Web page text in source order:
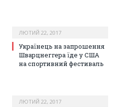
ЛЮТИЙ 22, 2017
Українець на запрошення
Шварцнеггера їде у США
на спортивний фестиваль
ЛЮТИЙ 22, 2017